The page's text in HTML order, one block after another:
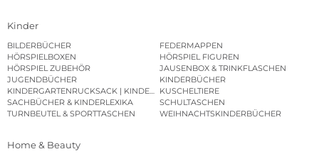
Kinder
BILDERBÜCHER
FEDERMAPPEN
HÖRSPIELBOXEN
HÖRSPIEL FIGUREN
HÖRSPIEL ZUBEHÖR
JAUSENBOX & TRINKFLASCHEN
JUGENDBÜCHER
KINDERBÜCHER
KINDERGARTENRUCKSACK | KINDERGARTENBEUTEL
KUSCHELTIERE
SACHBÜCHER & KINDERLEXIKA
SCHULTASCHEN
TURNBEUTEL & SPORTTASCHEN
WEIHNACHTSKINDERBÜCHER
Home & Beauty